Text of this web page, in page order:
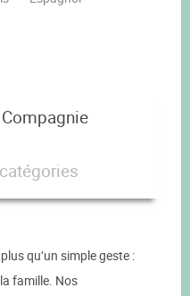
qu’un simple geste :
famille. Nos